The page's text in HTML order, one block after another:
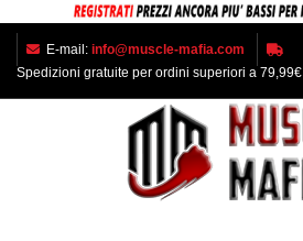
E-mail: info@muscle-mafia.com
Spedizioni gratuite per ordini superiori a 79,99€